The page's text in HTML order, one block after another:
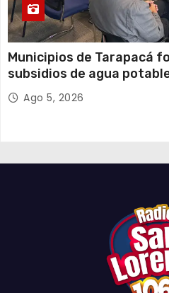
Municipios de Tarapacá
subsidios de agua
organizada por Aguas del
Ago 5, 2026